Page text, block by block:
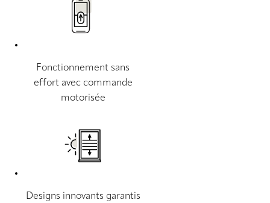
Fonctionnement sans
effort avec commande
motorisée
Designs innovants garantis